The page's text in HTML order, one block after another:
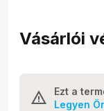
Vásárlói
Ezt a
Legyen